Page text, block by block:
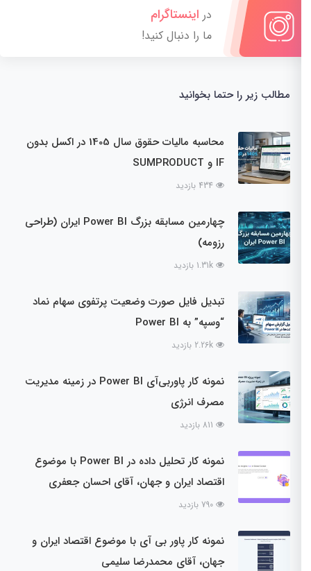
دراینستاگرام
ما را دنبال کنید!
مطالب زیر را حتما بخوانید
محاسبه مالیات حقوق سال 1405 در اکسل بدون
434 بازدید
چهارمین مسابقه بزرگ Power BI ایران (طراحی
رزومه)
1.31k بازدید
تبدیل فایل صورت وضعیت پرتفوی سهام نماد
“وسپه” به Power BI
2.26k بازدید
نمونه کار پاوربی‌آی Power BI در زمینه مدیریت
مصرف انرژی
811 بازدید
نمونه کار تحلیل داده در Power BI با موضوع
اقتصاد ایران و جهان، آقای احسان جعفری
790 بازدید
نمونه کار پاور بی آی با موضوع اقتصاد ایران و
جهان، آقای محمدرضا سلیمی